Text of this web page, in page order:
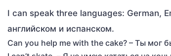
I can speak three languages: German,
английском и испанском.
Can you help me with the cake? – Ты мог